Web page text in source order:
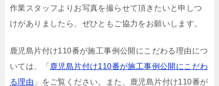
作業スタッフよりお写真を撮らせて頂きたいと申しつ
けがありましたら、ぜひともご協力をお願いします。
鹿児島片付け110番が施工事例公開にこだわる理由につ
いては、「 鹿児島片付け110番が施工事例公開にこだわ
る理由 」をご覧ください。また、鹿児島片付け110番が